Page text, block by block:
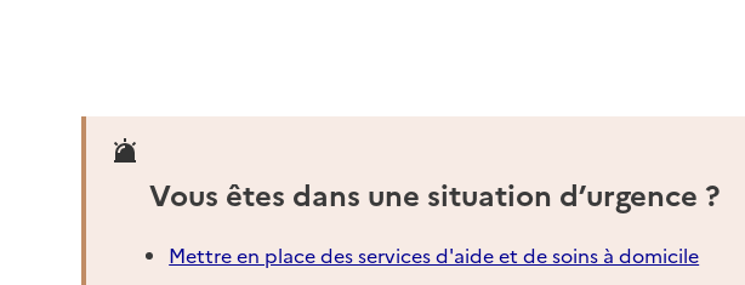
04 92 91 59 70
Contact
Site internetVous êtes dans une situation d’urgence ?
Mettre en place des services d'aide et de soins à domicile